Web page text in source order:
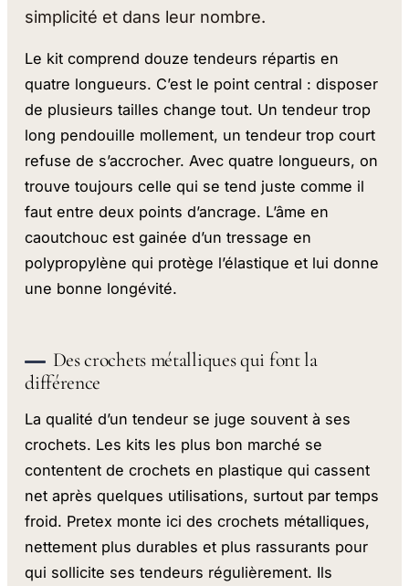
simplicité et dans leur nombre.
Le kit comprend douze tendeurs répartis en
quatre longueurs. C’est le point central : disposer
de plusieurs tailles change tout. Un tendeur trop
long pendouille mollement, un tendeur trop court
refuse de s’accrocher. Avec quatre longueurs, on
trouve toujours celle qui se tend juste comme il
faut entre deux points d’ancrage. L’âme en
caoutchouc est gainée d’un tressage en
polypropylène qui protège l’élastique et lui donne
une bonne longévité.
Des crochets métalliques qui font la
différence
La qualité d’un tendeur se juge souvent à ses
crochets. Les kits les plus bon marché se
contentent de crochets en plastique qui cassent
net après quelques utilisations, surtout par temps
froid. Pretex monte ici des crochets métalliques,
nettement plus durables et plus rassurants pour
qui sollicite ses tendeurs régulièrement. Ils